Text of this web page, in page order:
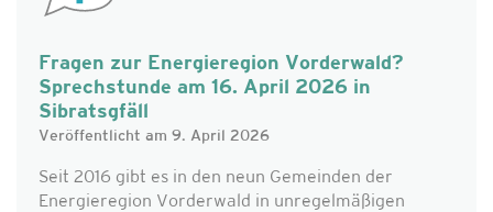
Fragen zur Energieregion Vorderwald?
Sprechstunde am 16. April 2026 in
Sibratsgfäll
Veröffentlicht am 9. April 2026
Seit 2016 gibt es in den neun Gemeinden der
Energieregion Vorderwald in unregelmäßigen